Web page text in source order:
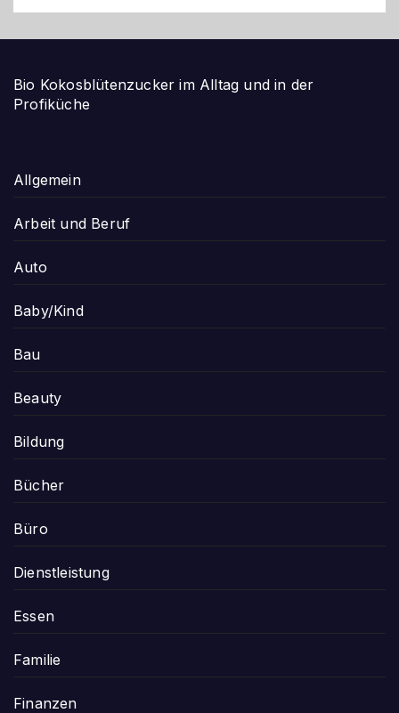
Bio Kokosblütenzucker im Alltag und in der
Profiküche
Allgemein
Arbeit und Beruf
Auto
Baby/Kind
Bau
Beauty
Bildung
Bücher
Büro
Dienstleistung
Essen
Familie
Finanzen